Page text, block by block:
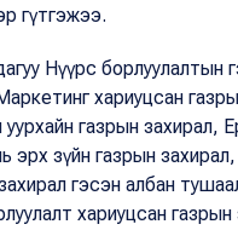
гүтгэжээ.
Нүүрс борлуулалтын
хариуцсан
газрын захирал,
эрх зүйн газрын
гэсэн албан
хариуцсан газрын